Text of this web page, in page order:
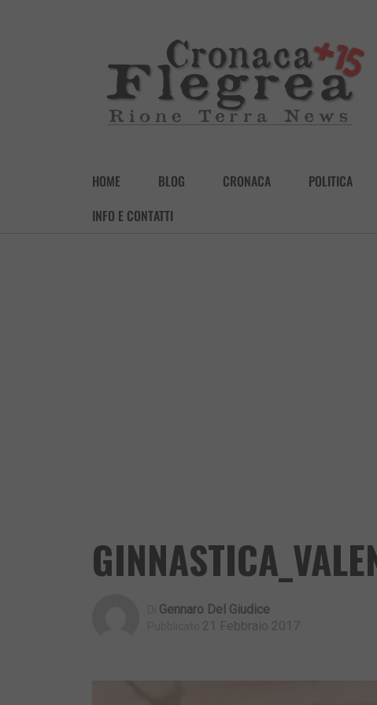
HOME BLOG CRONACA POLITICA
INFO E CONTATTI
Gennaro Del Giudice
21 Febbraio 2017